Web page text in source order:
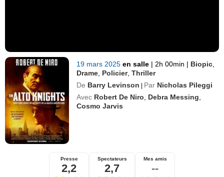
19 mars 2025en salle | 2h 00min | Biopic
Drame Policier,Thriller
De Barry Levinson | Par Nicholas Pileggi
Avec Robert De Niro Debra Messing
Cosmo Jarvis
Presse
2,2
Spectateurs
2,7
Mes amis
--